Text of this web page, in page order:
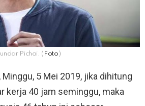
Pichai. ( Foto )
, Minggu, 5 Mei 2019, jika dihitung
kerja 40 jam seminggu, maka